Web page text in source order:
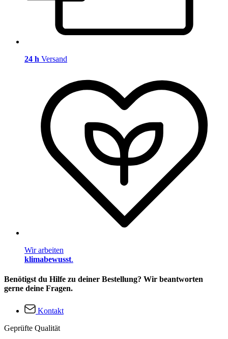
24 h Versand
Wir arbeiten
klimabewusst.
Benötigst du Hilfe zu deiner Bestellung? Wir beantworten
gerne deine Fragen.
Kontakt
Geprüfte Qualität